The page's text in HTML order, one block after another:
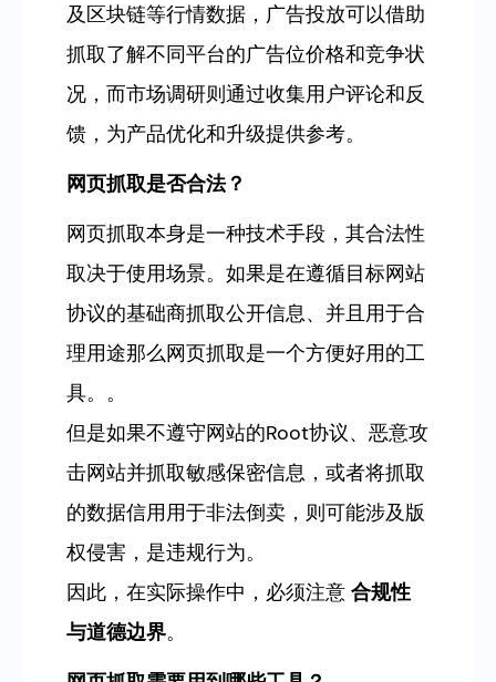
及区块链等行情数据，广告投放可以借助
抓取了解不同平台的广告位价格和竞争状
况，而市场调研则通过收集用户评论和反
馈，为产品优化和升级提供参考。
网页抓取是否合法？
网页抓取本身是一种技术手段，其合法性
取决于使用场景。如果是在遵循目标网站
协议的基础商抓取公开信息、并且用于合
理用途那么网页抓取是一个方便好用的工
具。。
但是如果不遵守网站的Root协议、恶意攻
击网站并抓取敏感保密信息，或者将抓取
的数据信用用于非法倒卖，则可能涉及版
权侵害，是违规行为。
因此，在实际操作中，必须注意 合规性
与道德边界。